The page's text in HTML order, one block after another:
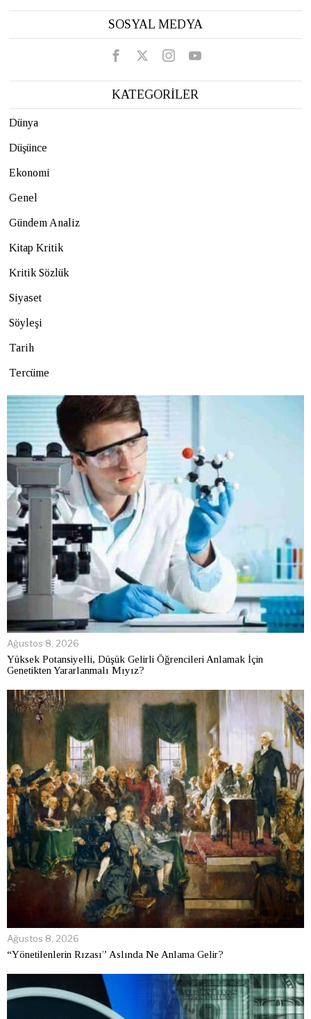
SOSYAL MEDYA
KATEGORİLER
Dünya
Düşünce
Ekonomi
Genel
Gündem Analiz
Kitap Kritik
Kritik Sözlük
Siyaset
Söyleşi
Tarih
Tercüme
Ağustos 8, 2026
Yüksek Potansiyelli, Düşük Gelirli Öğrencileri Anlamak İçin
Genetikten Yararlanmalı Mıyız?
Ağustos 8, 2026
“Yönetilenlerin Rızası” Aslında Ne Anlama Gelir?